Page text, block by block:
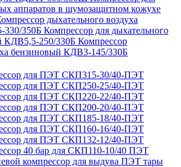
аппаратов в шумозащитном кожухе
дыхательного воздуха
330/350Б Компрессор для дыхательного
КДВ5,5-250/330Б Компрессор
бензиновый КДВ3-145/330Б
для ПЭТ СКП315-30/40-ПЭТ
для ПЭТ СКП250-25/40-ПЭТ
для ПЭТ СКП220-22/40-ПЭТ
для ПЭТ СКП200-20/40-ПЭТ
для ПЭТ СКП185-18/40-ПЭТ
для ПЭТ СКП160-16/40-ПЭТ
для ПЭТ СКП132-12/40-ПЭТ
40 бар для СКП110-10/40 ПЭТ
компрессор для выдува ПЭТ тары